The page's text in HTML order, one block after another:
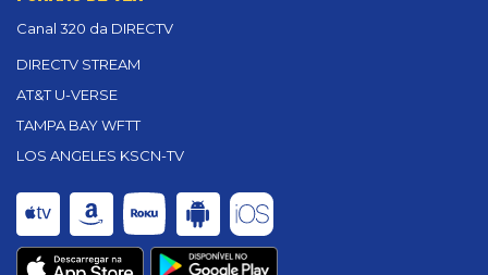
Canal 320 da DIRECTV
DIRECTV STREAM
AT&T U-VERSE
TAMPA BAY WFTT
LOS ANGELES KSCN-TV